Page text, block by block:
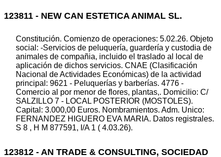
123811 - NEW CAN ESTETICA ANIMAL SL.
Constitución. Comienzo de operaciones: 5.02.26. Objeto
social: -Servicios de peluquería, guardería y custodia de
animales de compañia, incluido el traslado al local de
aplicación de dichos servicios. CNAE (Clasificación
Nacional de Actividades Económicas) de la actividad
principal: 9621 - Peluquerías y barberías. 4776 -
Comercio al por menor de flores, plantas,. Domicilio: C/
SALZILLO 7 - LOCAL POSTERIOR (MOSTOLES).
Capital: 3.000,00 Euros. Nombramientos. Adm. Unico:
FERNANDEZ HIGUERO EVA MARIA. Datos registrales.
S 8 , H M 877591, I/A 1 ( 4.03.26).
123812 - AN TRADE & CONSULTING, SOCIEDAD